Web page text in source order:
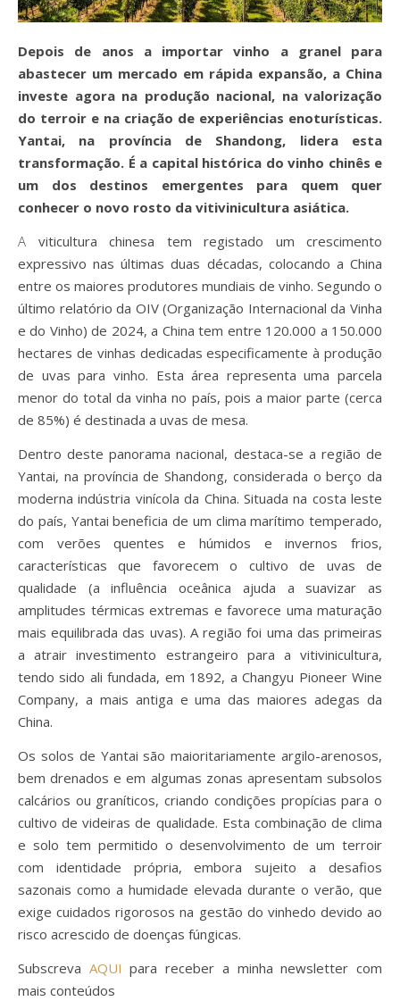
Depois de anos a importar vinho a granel para
abastecer um mercado em rápida expansão, a China
investe agora na produção nacional, na valorização
do terroir e na criação de experiências enoturísticas.
Yantai, na província de Shandong, lidera esta
transformação. É a capital histórica do vinho chinês e
um dos destinos emergentes para quem quer
conhecer o novo rosto da vitivinicultura asiática.
A viticultura chinesa tem registado um crescimento
expressivo nas últimas duas décadas, colocando a China
entre os maiores produtores mundiais de vinho. Segundo o
último relatório da OIV (Organização Internacional da Vinha
e do Vinho) de 2024, a China tem entre 120.000 a 150.000
hectares de vinhas dedicadas especificamente à produção
de uvas para vinho. Esta área representa uma parcela
menor do total da vinha no país, pois a maior parte (cerca
de 85%) é destinada a uvas de mesa.
Dentro deste panorama nacional, destaca-se a região de
Yantai, na província de Shandong, considerada o berço da
moderna indústria vinícola da China. Situada na costa leste
do país, Yantai beneficia de um clima marítimo temperado,
com verões quentes e húmidos e invernos frios,
características que favorecem o cultivo de uvas de
qualidade (a influência oceânica ajuda a suavizar as
amplitudes térmicas extremas e favorece uma maturação
mais equilibrada das uvas). A região foi uma das primeiras
a atrair investimento estrangeiro para a vitivinicultura,
tendo sido ali fundada, em 1892, a Changyu Pioneer Wine
Company, a mais antiga e uma das maiores adegas da
China.
Os solos de Yantai são maioritariamente argilo-arenosos,
bem drenados e em algumas zonas apresentam subsolos
calcários ou graníticos, criando condições propícias para o
cultivo de videiras de qualidade. Esta combinação de clima
e solo tem permitido o desenvolvimento de um terroir
com identidade própria, embora sujeito a desafios
sazonais como a humidade elevada durante o verão, que
exige cuidados rigorosos na gestão do vinhedo devido ao
risco acrescido de doenças fúngicas.
Subscreva AQUI para receber a minha newsletter com
mais conteúdos